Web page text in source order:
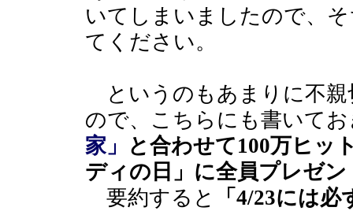
いてしまいましたので、
てください。
というのもあまりに不親
ので、こちらにも書いて
家」
と合わせて100万ヒッ
ディの日」に全員プレゼン
要約すると
「4/23には